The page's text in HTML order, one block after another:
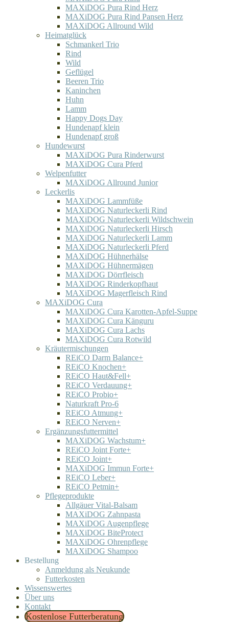
MAXiDOG Pura Rind Herz
MAXiDOG Pura Rind Pansen Herz
MAXiDOG Allround Wild
Heimatglück
Schmankerl Trio
Rind
Wild
Geflügel
Beeren Trio
Kaninchen
Huhn
Lamm
Happy Dogs Day
Hundenapf klein
Hundenapf groß
Hundewurst
MAXiDOG Pura Rinderwurst
MAXiDOG Cura Pferd
Welpenfutter
MAXiDOG Allround Junior
Leckerlis
MAXiDOG Lammfüße
MAXiDOG Naturleckerli Rind
MAXiDOG Naturleckerli Wildschwein
MAXiDOG Naturleckerli Hirsch
MAXiDOG Naturleckerli Lamm
MAXiDOG Naturleckerli Pferd
MAXiDOG Hühnerhälse
MAXiDOG Hühnermägen
MAXiDOG Dörrfleisch
MAXiDOG Rinderkopfhaut
MAXiDOG Magerfleisch Rind
MAXiDOG Cura
MAXiDOG Cura Karotten-Apfel-Suppe
MAXiDOG Cura Känguru
MAXiDOG Cura Lachs
MAXiDOG Cura Rotwild
Kräutermischungen
REiCO Darm Balance+
REiCO Knochen+
REiCO Haut&Fell+
REiCO Verdauung+
REiCO Probio+
Naturkraft Pro-6
REiCO Atmung+
REiCO Nerven+
Ergänzungsfuttermittel
MAXiDOG Wachstum+
REiCO Joint Forte+
REiCO Joint+
MAXiDOG Immun Forte+
REiCO Leber+
REiCO Petmin+
Pflegeprodukte
Allgäuer Vital-Balsam
MAXiDOG Zahnpasta
MAXiDOG Augenpflege
MAXiDOG BiteProtect
MAXiDOG Ohrenpflege
MAXiDOG Shampoo
Bestellung
Anmeldung als Neukunde
Futterkosten
Wissenswertes
Über uns
Kontakt
Kostenlose Futterberatung